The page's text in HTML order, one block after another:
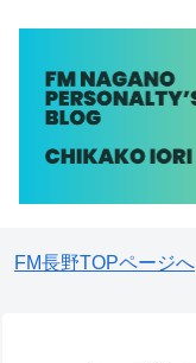
FM長野TOPページへ